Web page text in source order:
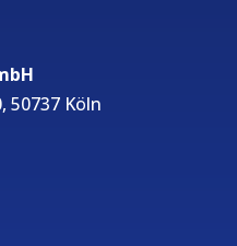
50737 Köln